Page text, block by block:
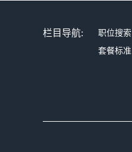
栏目导航: 职位搜索
套餐标准